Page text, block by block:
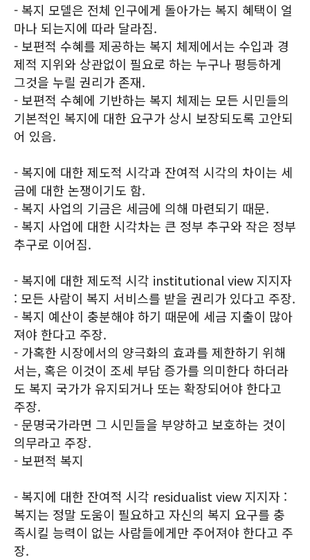
- 복지 모델은 전체 인구에게 돌아가는 복지 혜택이 얼
마나 되는지에 따라 달라짐.
- 보편적 수혜를 제공하는 복지 체제에서는 수입과 경
제적 지위와 상관없이 필요로 하는 누구나 평등하게
그것을 누릴 권리가 존재.
- 보편적 수혜에 기반하는 복지 체제는 모든 시민들의
기본적인 복지에 대한 요구가 상시 보장되도록 고안되
어 있음.
- 복지에 대한 제도적 시각과 잔여적 시각의 차이는 세
금에 대한 논쟁이기도 함.
- 복지 사업의 기금은 세금에 의해 마련되기 때문.
- 복지 사업에 대한 시각차는 큰 정부 추구와 작은 정부
추구로 이어짐.
- 복지에 대한 제도적 시각 institutional view 지지자
: 모든 사람이 복지 서비스를 받을 권리가 있다고 주장.
- 복지 예산이 충분해야 하기 때문에 세금 지출이 많아
져야 한다고 주장.
- 가혹한 시장에서의 양극화의 효과를 제한하기 위해
서는, 혹은 이것이 조세 부담 증가를 의미한다 하더라
도 복지 국가가 유지되거나 또는 확장되어야 한다고
주장.
- 문명국가라면 그 시민들을 부양하고 보호하는 것이
의무라고 주장.
- 보편적 복지
- 복지에 대한 잔여적 시각 residualist view 지지자 :
복지는 정말 도움이 필요하고 자신의 복지 요구를 충
족시킬 능력이 없는 사람들에게만 주어져야 한다고 주
장.